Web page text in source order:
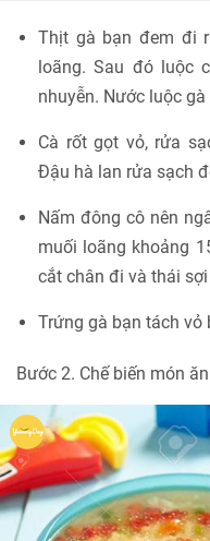
Thịt gà bạn đem đi
loãng. Sau đó luộc
nhuyễn. Nước luộc
Cà rốt gọt vỏ, rửa
Đậu hà lan rửa sạch
Nấm đông cô nên
muối loãng khoảng
cắt chân đi và thái
Trứng gà bạn tách vỏ
Bước 2. Chế biến món ăn